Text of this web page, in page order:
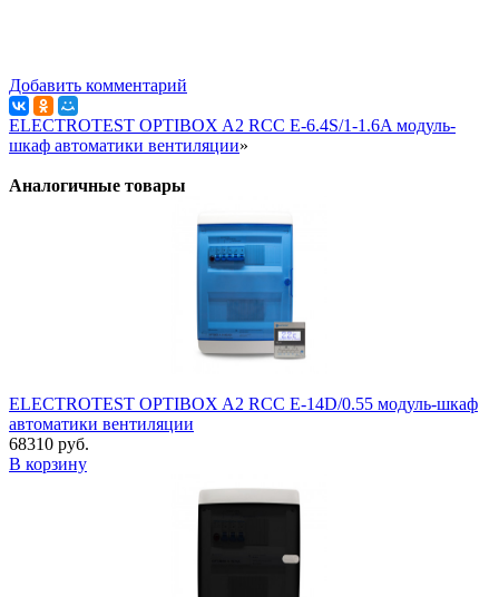
Добавить комментарий
ELECTROTEST OPTIBOX A2 RCC E-6.4S/1-1.6A модуль-
шкаф автоматики вентиляции»
Аналогичные товары
ELECTROTEST OPTIBOX A2 RCC E-14D/0.55 модуль-шкаф
автоматики вентиляции
68310 руб.
В корзину